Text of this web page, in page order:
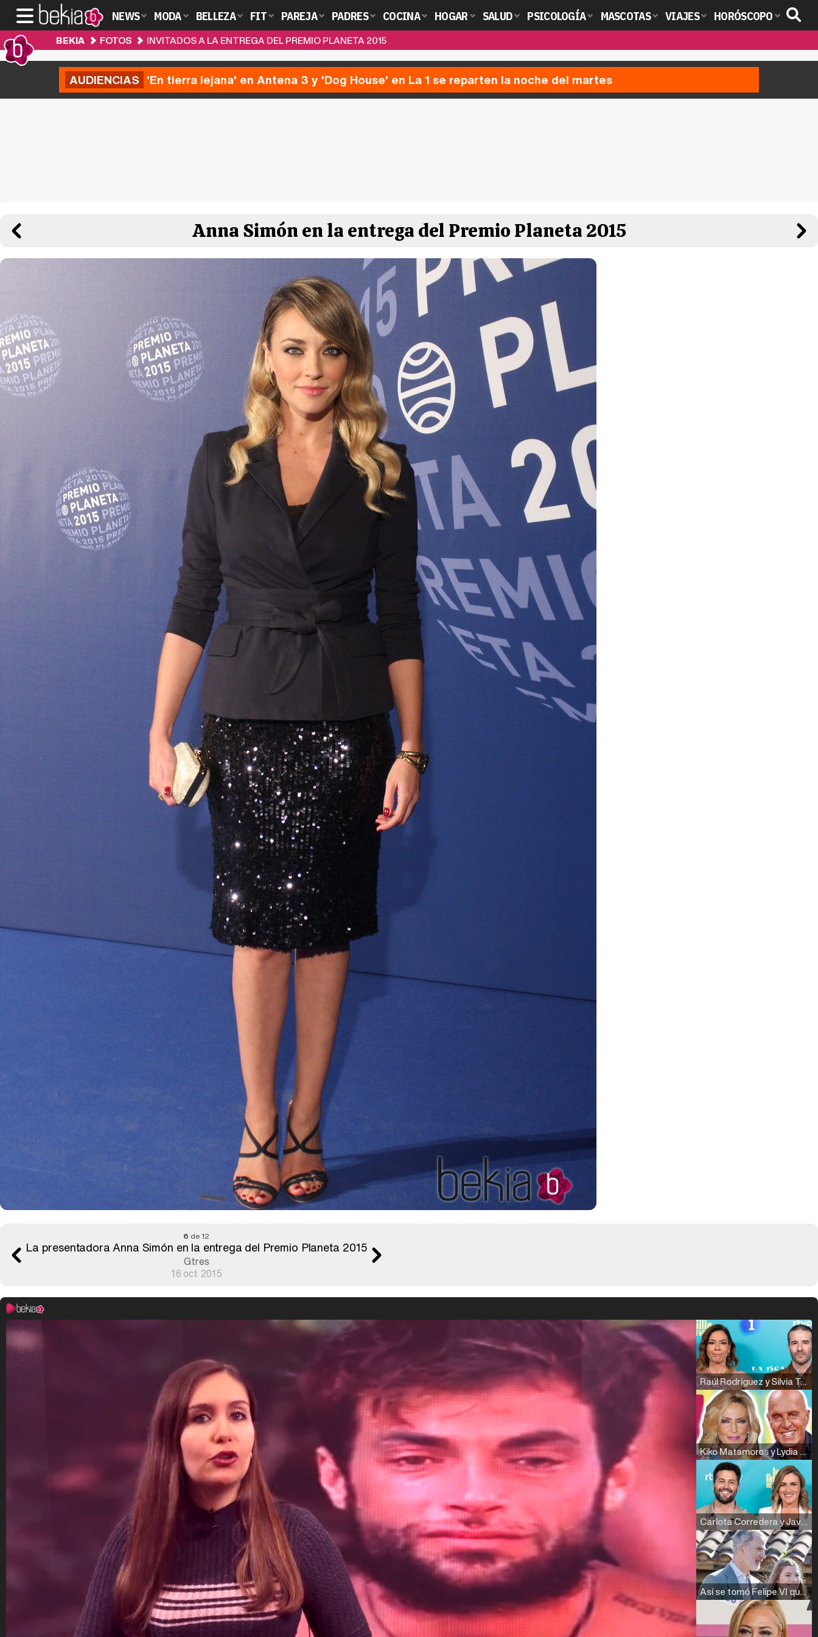
NEWS MODA BELLEZA FIT PAREJA PADRES COCINA HOGAR SALUD PSICOLOGÍA MASCOTAS VIAJES HORÓSCOPO
BEKIA FOTOS INVITADOS A LA ENTREGA DEL PREMIO PLANETA 2015
AUDIENCIAS 'En tierra lejana' en Antena 3 y 'Dog House' en La 1 se reparten la noche del martes
Anna Simón en la entrega del Premio Planeta 2015
6 de 12
La presentadora Anna Simón en la entrega del Premio Planeta 2015
Gtres
16 oct 2015
Raúl Rodríguez y Silvia Taulés nos cuentan su papel en 'La familia de la tele'
Kiko Matamoros y Lydia Lozano: "Nuestro público es de todas las edades y RTVE tiene un público muy pegado a las novelas, al que tenemos que captar"
Carlota Corredera y Javier de Hoyos: "La tele tiene que representar al público también y aquí están todos los perfiles posibles&quo;
Así se tomó Felipe VI que la Infanta Sofía no quisiera recibir formación militar